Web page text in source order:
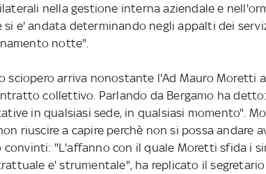
nella gestione interna aziendale e
si e' andata determinando negli appalti dei
notte".
sciopero arriva nonostante l'Ad Mauro Moretti
collettivo. Parlando da Bergamo ha
in qualsiasi sede, in qualsiasi momento".
riuscire a capire perchè non si possa andare
convinti: "L'affanno con il quale Moretti sfida i
e' strumentale", ha replicato il